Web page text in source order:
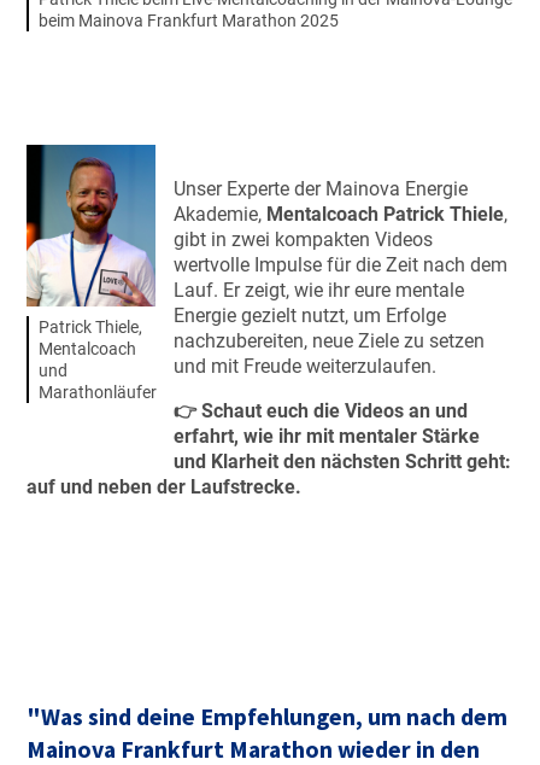
beim Mainova Frankfurt Marathon 2025
Patrick Thiele,
Mentalcoach
und
Marathonläufer
Unser Experte der Mainova Energie
Akademie, Mentalcoach Patrick Thiele,
gibt in zwei kompakten Videos
wertvolle Impulse für die Zeit nach dem
Lauf. Er zeigt, wie ihr eure mentale
Energie gezielt nutzt, um Erfolge
nachzubereiten, neue Ziele zu setzen
und mit Freude weiterzulaufen.
👉 Schaut euch die Videos an und
erfahrt, wie ihr mit mentaler Stärke
und Klarheit den nächsten Schritt geht:
auf und neben der Laufstrecke.
"Was sind deine Empfehlungen, um nach dem
Mainova Frankfurt Marathon wieder in den